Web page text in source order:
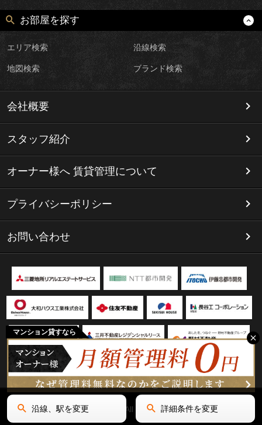
マンション貸すなら
お部屋を探す
エリア検索 沿線検索
地図検索 ブランド検索
会社概要
スタッフ紹介
オーナー様へ 賃貸管理について
プライバシーポリシー
お問い合わせ
Copyright(C) リミテッド名古屋 All Rights Reserved.
沿線、駅を変更 詳細条件を変更